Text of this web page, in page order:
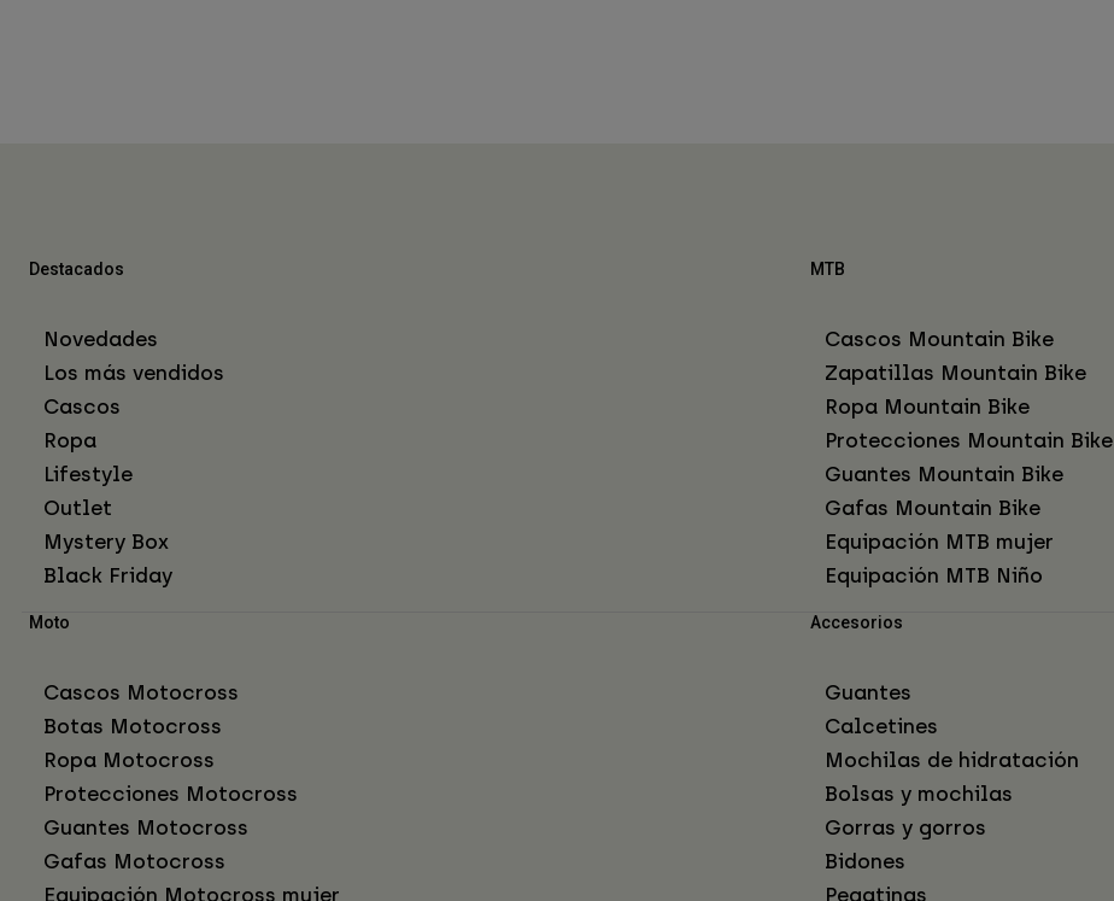
Destacados
Novedades
Los más vendidos
Cascos
Ropa
Lifestyle
Outlet
Mystery Box
Black Friday
MTB
Cascos Mountain Bike
Zapatillas Mountain Bike
Ropa Mountain Bike
Protecciones Mountain Bike
Guantes Mountain Bike
Gafas Mountain Bike
Equipación MTB mujer
Equipación MTB Niño
Moto
Cascos Motocross
Botas Motocross
Ropa Motocross
Protecciones Motocross
Guantes Motocross
Gafas Motocross
Equipación Motocross mujer
Accesorios
Guantes
Calcetines
Mochilas de hidratación
Bolsas y mochilas
Gorras y gorros
Bidones
Pegatinas